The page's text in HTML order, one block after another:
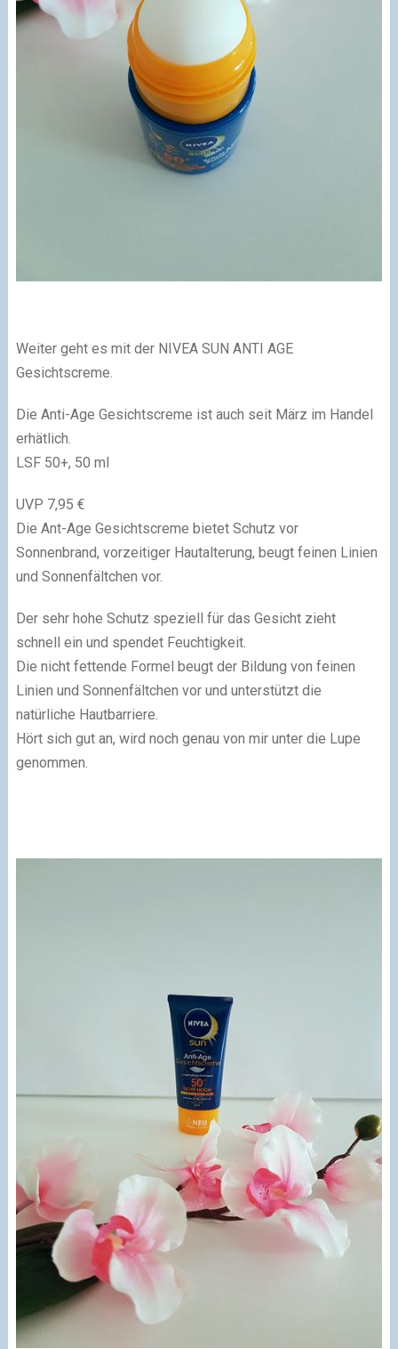
Weiter geht es mit der NIVEA SUN ANTI AGE
Gesichtscreme.
Die Anti-Age Gesichtscreme ist auch seit März im Handel
erhätlich.
LSF 50+, 50 ml
UVP 7,95 €
Die Ant-Age Gesichtscreme bietet Schutz vor
Sonnenbrand, vorzeitiger Hautalterung, beugt feinen Linien
und Sonnenfältchen vor.
Der sehr hohe Schutz speziell für das Gesicht zieht
schnell ein und spendet Feuchtigkeit.
Die nicht fettende Formel beugt der Bildung von feinen
Linien und Sonnenfältchen vor und unterstützt die
natürliche Hautbarriere.
Hört sich gut an, wird noch genau von mir unter die Lupe
genommen.